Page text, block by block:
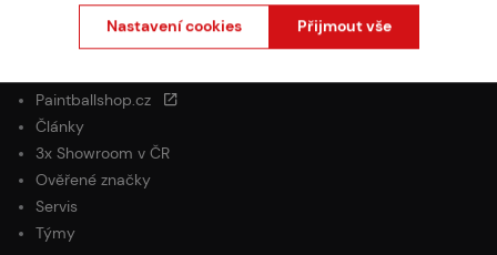
Ochrana osobních údajů
Paintballshop.cz
Články
3x Showroom v ČR
Ověřené značky
Servis
Týmy
Nastavení cookies Přijmout vše